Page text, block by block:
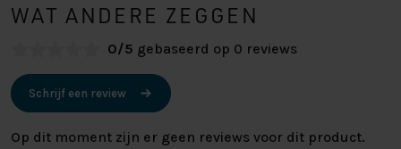
WAT ANDERE ZEGGEN
0/5 gebaseerd op 0 reviews
Schrijf een review
Op dit moment zijn er geen reviews voor dit product.